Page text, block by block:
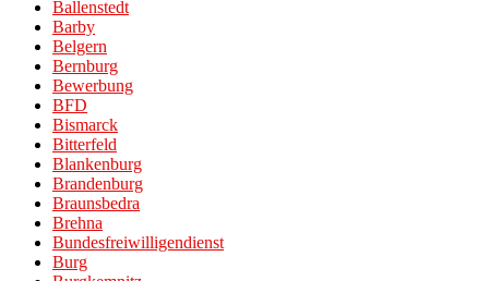
Ballenstedt
Barby
Belgern
Bernburg
Bewerbung
BFD
Bismarck
Bitterfeld
Blankenburg
Brandenburg
Braunsbedra
Brehna
Bundesfreiwilligendienst
Burg